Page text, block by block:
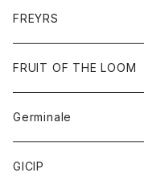
Tシャツ
ボトム
靴
アクセサリー
バッグ
FREYRS
サングラス
FRUIT OF THE LOOM
アウター
パーカー
グッズ
Germinale
靴
GICIP